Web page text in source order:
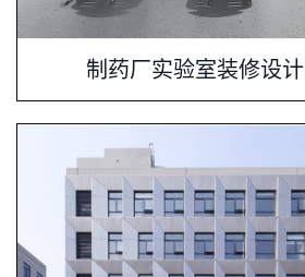
制药厂实验室装修设计